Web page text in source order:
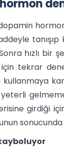
hormon
hızlı bir
için tekrar
kullanmaya
girdiği